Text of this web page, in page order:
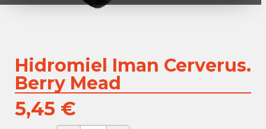
Hidromiel Iman Cerverus.
Berry Mead
5,45 €